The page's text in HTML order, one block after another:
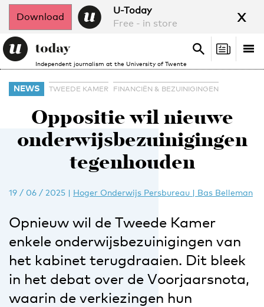
Download
U-Today
Free - in store
x
Independent journalism at the University of Twente
Search
Search
NEWS TWEEDE KAMER FINANCIËN & BEZUINIGINGEN
Oppositie wil nieuwe
onderwijsbezuinigingen
tegenhouden
19 / 06 / 2025 | Hoger Onderwijs Persbureau | Bas Belleman
Opnieuw wil de Tweede Kamer
enkele onderwijsbezuinigingen van
het kabinet terugdraaien. Dit bleek
in het debat over de Voorjaarsnota,
waarin de verkiezingen hun